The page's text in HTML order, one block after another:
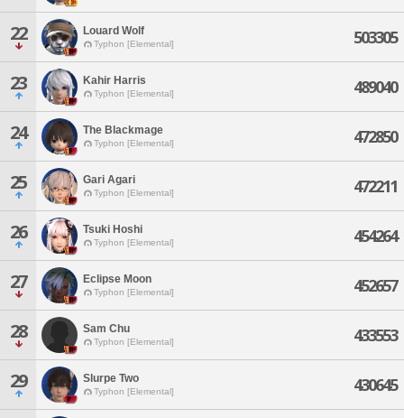
22 Louard Wolf
Typhon [Elemental] 503305
23 Kahir Harris
Typhon [Elemental] 489040
24 The Blackmage
Typhon [Elemental] 472850
25 Gari Agari
Typhon [Elemental] 472211
26 Tsuki Hoshi
Typhon [Elemental] 454264
27 Eclipse Moon
Typhon [Elemental] 452657
28 Sam Chu
Typhon [Elemental] 433553
29 Slurpe Two
Typhon [Elemental] 430645